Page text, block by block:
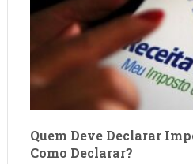
Quem Deve Declarar
Como Declarar?